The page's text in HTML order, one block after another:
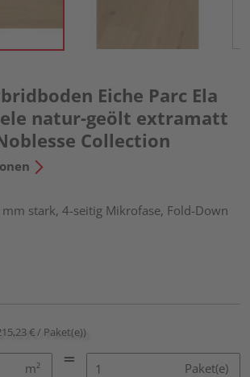
Eiche Parc Ela
natur-geölt extramatt
Collection
stark, 4-seitig Mikrofase, Fold-Down
€ / Paket(e))
m² Paket(e)